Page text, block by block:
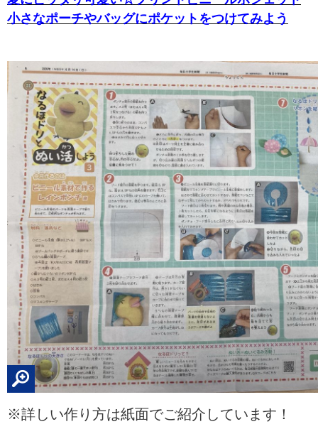
小さなポーチやバッグにポケットをつけてみよう
※詳しい作り方は紙面でご紹介しています！